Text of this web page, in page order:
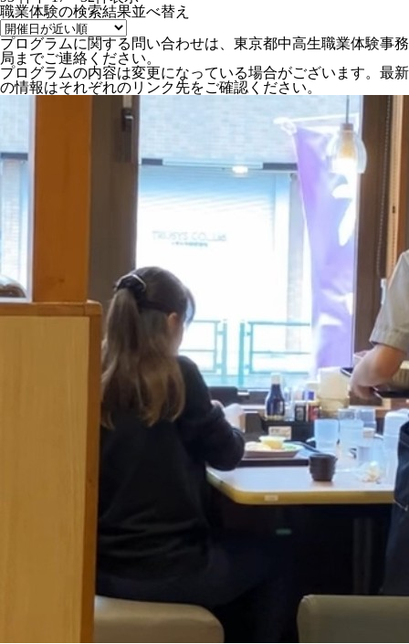
職業体験の検索結果並べ替え
プログラムに関する問い合わせは、東京都中高生職業体験事務
局までご連絡ください。
プログラムの内容は変更になっている場合がございます。最新
の情報はそれぞれのリンク先をご確認ください。